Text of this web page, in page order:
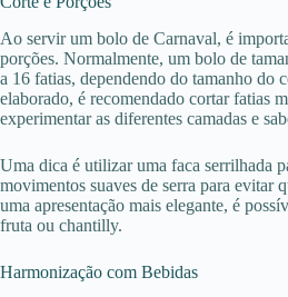
Ao servir um bolo de Carnaval, é
porções. Normalmente, um bolo de
a 16 fatias, dependendo do tamanho do
elaborado, é recomendado cortar fatias
experimentar as diferentes camadas e
Uma dica é utilizar uma faca serrilhada
movimentos suaves de serra para evitar
uma apresentação mais elegante, é
fruta ou chantilly.
Harmonização com Bebidas